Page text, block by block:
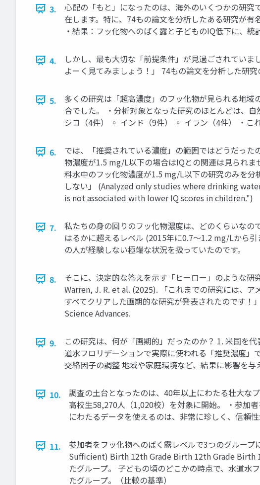
3.
心配の「もと」になったのは、海外のいくつかの研
在します。特に、74もの論文を分析したある研究が
・結果：フッ化物へのばく露と子どものIQ低下に、統
4.
しかし、最も大切な「前提条件」が見過ごされてい
よーく見てみましょう！」 74もの論文を分析した研究
5.
多くの研究は「超高濃度」のフッ化物が見られる地
合でした。 ・分析対象となった研究のほとんどは、
シコ（4件） ◦ インド（9件） ◦ イラン（4件） ・こ
6.
では、「推奨されている濃度」の範囲ではどうだっ
物濃度が1.5 mg/L以下の場合はIQとの関連は見られ
料水中のフッ化物濃度が1.5 mg/L以下の研究のみを
しない」 (Analyzed only studies where drinking
is not associated with lower IQ scores in children.")
7.
私たちの身の回りのフッ化物濃度は、どのくらいな
はるかに超えるレベル (2015年に0.7〜1.2 mg/Lから
の人が経験しない極端な状況を扱っていたのです。
8.
そこに、決定的な答えを示す「ヒーロー」のような
Warren, J. R. et al. (2025). 「これまでの研究には、
すべてクリアした画期的な研究が発表されたのです
Science Advances.
9.
この研究は、何が「画期的」だったのか？ 1. 米国を
道水フロリデーションで実際に使われる「推奨濃度
交絡因子の調整 地域や家庭環境など、結果に影響を与
10.
調査の土台となったのは、40年以上にわたる壮大
高校生58,270人（1,020校）を対象に開始。 ・参加
にわたるデータを使えるのは、非常に珍しく、信頼性
11.
参加者をフッ化物へのばく露レベルで3つのグルー
Sufficient) Birth 12th Grade Birth 12th Grade Birth
たグループ。 子どもの頃のどこかの時点で、水道水
たグループ。（比較の基準）